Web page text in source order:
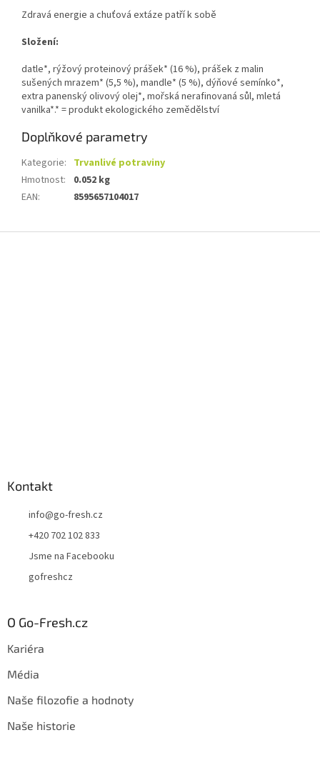
Zdravá energie a chuťová extáze patří k sobě
Složení:
datle*, rýžový proteinový prášek* (16 %), prášek z malin
sušených mrazem* (5,5 %), mandle* (5 %), dýňové semínko*,
extra panenský olivový olej*, mořská nerafinovaná sůl, mletá
vanilka*.* = produkt ekologického zemědělství
Doplňkové parametry
Kategorie: Trvanlivé potraviny
Hmotnost:
0.052 kg
EAN: 8595657104017
Kontakt
info@go-fresh.cz
+420 702 102 833
Jsme na Facebooku
gofreshcz
O Go-Fresh.cz
Kariéra
Média
Naše filozofie a hodnoty
Naše historie